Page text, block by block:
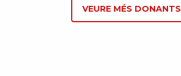
VEURE MÉS DONANTS